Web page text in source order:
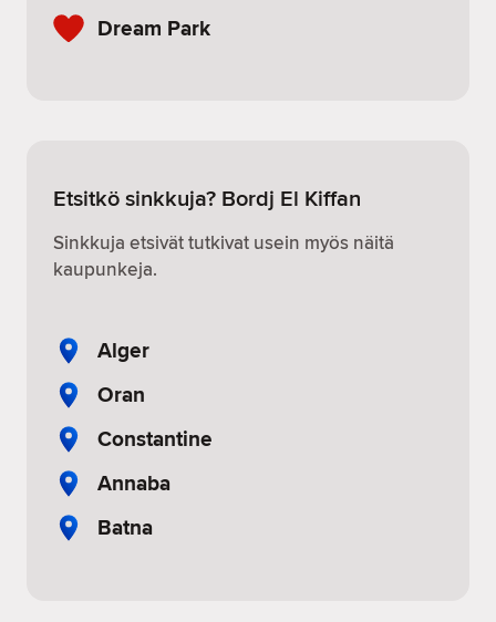
Dream Park
Etsitkö sinkkuja? Bordj El Kiffan
Sinkkuja etsivät tutkivat usein myös näitä
kaupunkeja.
Alger
Oran
Constantine
Annaba
Batna